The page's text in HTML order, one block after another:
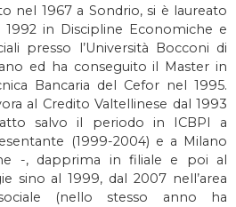
nel 1967 a Sondrio, si è laureato
1992 in Discipline Economiche e
presso l’Università Bocconi di
ed ha conseguito il Master in
Bancaria del Cefor nel 1995.
al Credito Valtellinese dal 1993
salvo il periodo in ICBPI a
(1999-2004) e a Milano
-, dapprima in filiale e poi al
sino al 1999, dal 2007 nell’area
(nello stesso anno ha